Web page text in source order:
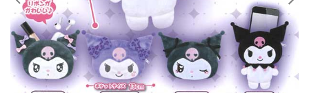
レンタル
景品・玩具・文具